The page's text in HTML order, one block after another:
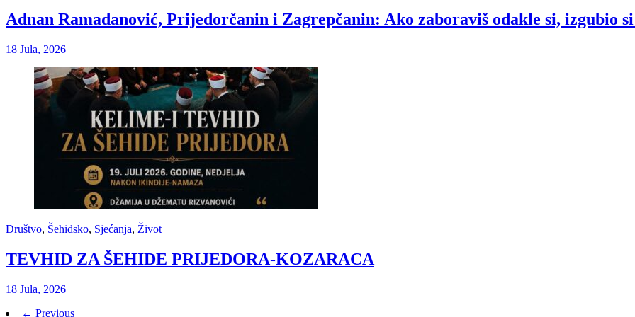
Adnan Ramadanović, Prijedorčanin i Zagrepčanin: Ako zaboraviš odakle si, izgubio si
18 Jula, 2026
Društvo, Šehidsko, Sjećanja, Život
TEVHID ZA ŠEHIDE PRIJEDORA-KOZARACA
18 Jula, 2026
← Previous